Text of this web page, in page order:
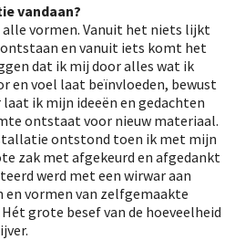
vandaan?
vormen. Vanuit het niets lijkt
en vanuit iets komt het
dat ik mij door alles wat ik
en voel laat beïnvloeden, bewust
ik mijn ideeën en gedachten
ontstaat voor nieuw materiaal.
ontstond toen ik met mijn
zak met afgekeurd en afgedankt
werd met een wirwar aan
vormen van zelfgemaakte
grote besef van de hoeveelheid